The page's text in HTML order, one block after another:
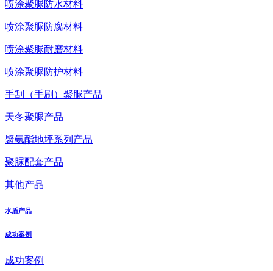
喷涂聚脲防水材料
喷涂聚脲防腐材料
喷涂聚脲耐磨材料
喷涂聚脲防护材料
手刮（手刷）聚脲产品
天冬聚脲产品
聚氨酯地坪系列产品
聚脲配套产品
其他产品
水盾产品
成功案例
成功案例